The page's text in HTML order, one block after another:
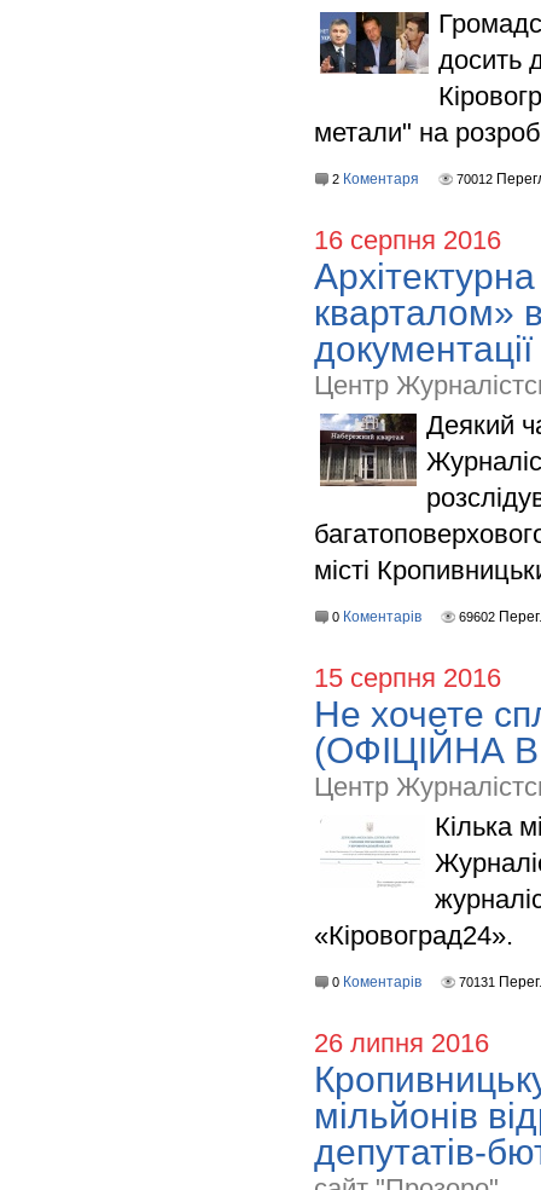
досить
метали" на
2 Коментаря 70012
16 серпня 2016
кварталом»
Центр
Деякий
місті
0 Коментарів 69602
15 серпня 2016
Не хочете
(ОФІЦІЙНА
Центр
Кілька
«Кіровоград24».
0 Коментарів 70131
26 липня 2016
мільйонів
депутатів-